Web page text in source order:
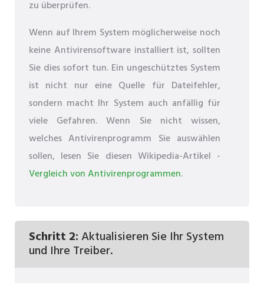
zu überprüfen.
Wenn auf Ihrem System möglicherweise noch
keine Antivirensoftware installiert ist, sollten
Sie dies sofort tun. Ein ungeschütztes System
ist nicht nur eine Quelle für Dateifehler,
sondern macht Ihr System auch anfällig für
viele Gefahren. Wenn Sie nicht wissen,
welches Antivirenprogramm Sie auswählen
sollen, lesen Sie diesen Wikipedia-Artikel -
Vergleich von Antivirenprogrammen.
Schritt 2:Aktualisieren Sie Ihr System
und Ihre Treiber.